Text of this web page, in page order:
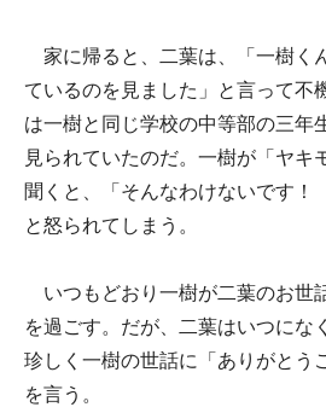
家に帰ると、二葉は、「一樹く
ているのを見ました」と言って不
は一樹と同じ学校の中等部の三年
見られていたのだ。一樹が「ヤキ
聞くと、「そんなわけないです！
と怒られてしまう。
いつもどおり一樹が二葉のお世
を過ごす。だが、二葉はいつにな
珍しく一樹の世話に「ありがと
を言う。